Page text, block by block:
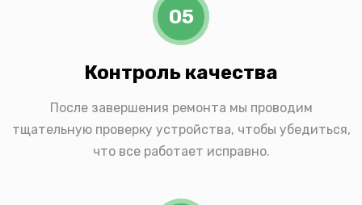
05
Контроль качества
После завершения ремонта мы проводим
тщательную проверку устройства, чтобы убедиться,
что все работает исправно.